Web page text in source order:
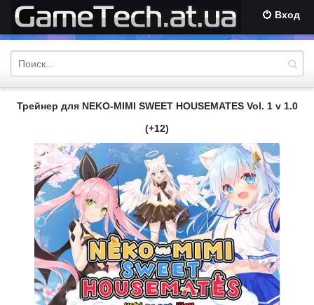
Вход
Трейнер для NEKO-MIMI SWEET HOUSEMATES Vol. 1 v 1.0
(+12)